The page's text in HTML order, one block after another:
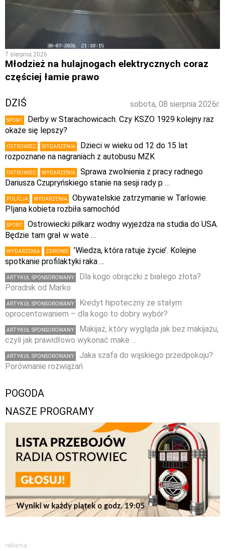
7 sierpnia 2026
Młodzież na hulajnogach elektrycznych coraz
częściej łamie prawo
sobota, 08 sierpnia 2026r.
DZIŚ
SPORT
Derby w Starachowicach. Czy KSZO 1929 kolejny raz
okaże się lepszy?
OSTROWIEC WYDARZENIA
Dzieci w wieku od 12 do 15 lat
rozpoznane na nagraniach z autobusu MZK
OSTROWIEC WYDARZENIA
Sprawa zwolnienia z pracy radnego
Dariusza Czupryńskiego stanie na sesji rady p …
POLICJA WYDARZENIA
Obywatelskie zatrzymanie w Tarłowie.
PIjana kobieta rozbiła samochód
SPORT
Ostrowiecki piłkarz wodny wyjeżdża na studia do USA.
Będzie tam grał w wate …
WYDARZENIA ZDROWIE
’Wiedza, która ratuje życie’. Kolejne
spotkanie profilaktyki raka …
ARTYKUŁ SPONSOROWANY
Dla kogo obrączki z białego złota?
Poradnik od Marko
ARTYKUŁ SPONSOROWANY
Kredyt hipoteczny ze stałym
oprocentowaniem – dla kogo to dobry wybór?
ARTYKUŁ SPONSOROWANY
Makijaż, który wygląda jak bez makijażu,
czyli jak prawidłowo wykonać make …
ARTYKUŁ SPONSOROWANY
Jaka szafa do wąskiego przedpokoju?
Porównanie rozwiązań
POGODA
NASZE PROGRAMY
reklama